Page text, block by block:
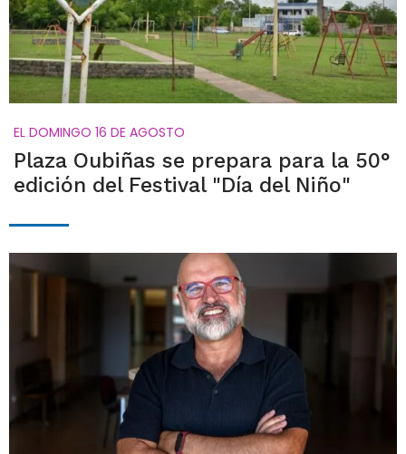
EL DOMINGO 16 DE AGOSTO
Plaza Oubiñas se prepara para la 50°
edición del Festival "Día del Niño"